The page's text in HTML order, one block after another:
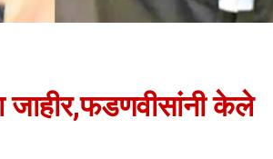
जाहीर,फडणवीसांनी केले